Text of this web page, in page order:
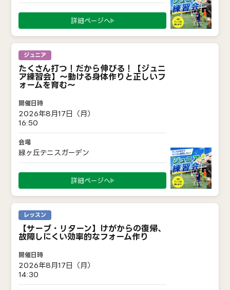
詳細ページへ
ジュニア
たくさん打つ！だから伸びる！【ジュニ
ア練習会】〜動ける身体作りと正しいフ
ォームを育む〜
2026年8月17日（月）
16:50
緑ヶ丘テニスガーデン
詳細ページへ
レッスン
【サーブ・リターン】けがからの復帰、
故障しにくい効率的なフォーム作り
2026年8月17日（月）
14:30